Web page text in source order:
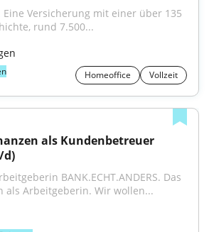
Eine Versicherung mit einer über 135
rund 7.500...
Homeoffice Vollzeit
als Kundenbetreuer
d)
BANK.ECHT.ANDERS. Das
als Arbeitgeberin. Wir wollen...